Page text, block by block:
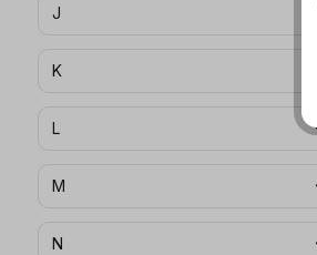
J
K
L
M
N